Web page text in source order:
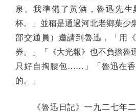
泉。我準備了黃酒，魯迅先
杯。」並稱是通過河北老鄉葉少
部交通員）邀請到魯迅，「用
券。」「《大光報》也不負擔魯
只好自掏腰包……」「魯迅在
的。」
《魯迅日記》一九二七年二